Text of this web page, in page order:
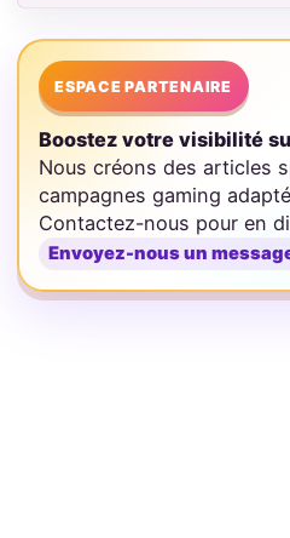
ESPACE PARTENAIRE
Boostez votre visibilité
Nous créons des articles
campagnes gaming
Contactez-nous pour en
Envoyez-nous un